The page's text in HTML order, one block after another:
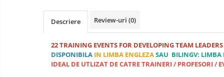
Luarea Deciziilor (rapid, analitic,
fara bias, fara efect group-think)
Management
Managementul Schimbarii si
Descriere Review-uri (0)
22 TRAINING EVENTS FOR DEVELOPING TEAM LEADERS
DISPONIBILA IN LIMBA ENGLEZASAU BILINGV: LIMBA
IDEAL DE UTLIZAT DE CATRE TRAINERI / PROFESORI /